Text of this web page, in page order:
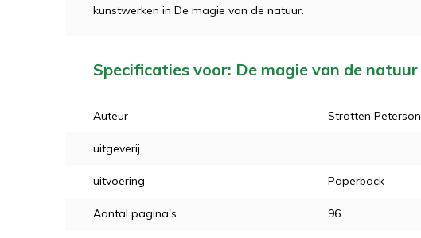
kunstwerken in De magie van de natuur.
Specificaties voor: De magie van de natuur
Auteur Stratten Peterson
uitgeverij
uitvoering Paperback
Aantal pagina's 96